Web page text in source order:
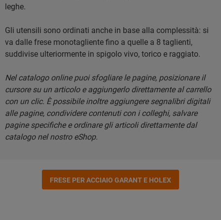
leghe.
Gli utensili sono ordinati anche in base alla complessità: si
va dalle frese monotagliente fino a quelle a 8 taglienti,
suddivise ulteriormente in spigolo vivo, torico e raggiato.
Nel catalogo online puoi sfogliare le pagine, posizionare il
cursore su un articolo e aggiungerlo direttamente al carrello
con un clic. È possibile inoltre aggiungere segnalibri digitali
alle pagine, condividere contenuti con i colleghi, salvare
pagine specifiche e ordinare gli articoli direttamente dal
catalogo nel nostro eShop.
FRESE PER ACCIAIO GARANT E HOLEX